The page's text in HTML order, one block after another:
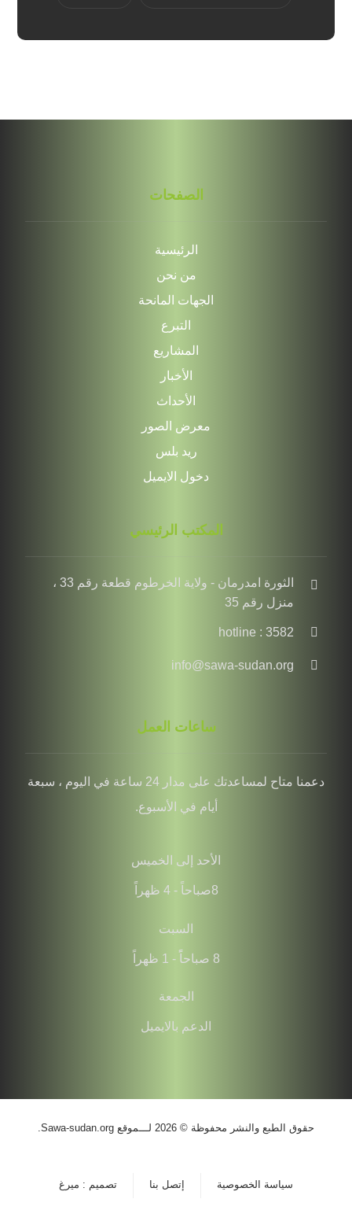
الصفحات
الرئيسية
من نحن
الجهات المانحة
التبرع
المشاريع
الأخبار
الأحداث
معرض الصور
ريد بلس
دخول الايميل
المكتب الرئيسي
الثورة امدرمان - ولاية الخرطوم قطعة رقم 33 ،
منزل رقم 35
hotline : 3582
info@sawa-sudan.org
ساعات العمل
دعمنا متاح لمساعدتك على مدار 24 ساعة في اليوم ، سبعة
أيام في الأسبوع.
الأحد إلى الخميس
8صباحاً - 4 ظهراً
السبت
8 صباحاًً - 1 ظهراً
الجمعة
الدعم بالايميل
حقوق الطبع والنشر محفوظة © 2026 لـــموقع Sawa-sudan.org.
تصميم : ميرغ إتصل بنا سياسة الخصوصية